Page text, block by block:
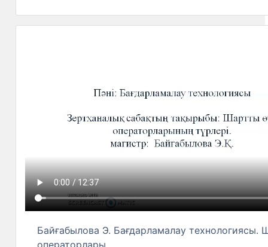
Байғабылова Э. Бағдарламалау технологиясы.